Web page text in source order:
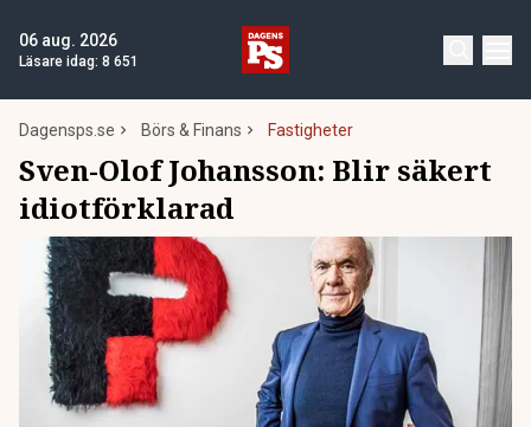
06 aug. 2026
Läsare idag: 8 651
Dagensps.se Börs & Finans Fastigheter
Sven-Olof Johansson: Blir säkert
idiotförklarad